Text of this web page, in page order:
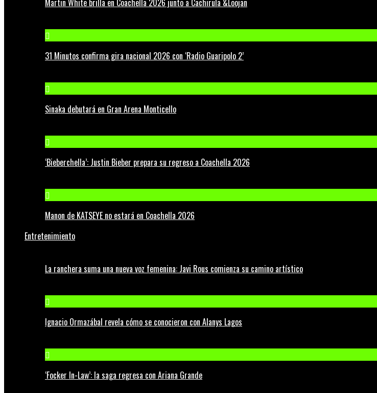
Martin White brilla en Coachella 2026 junto a Cachirula &Loojan
31 Minutos confirma gira nacional 2026 con ‘Radio Guaripolo 2’
Sinaka debutará en Gran Arena Monticello
‘Bieberchella’: Justin Bieber prepara su regreso a Coachella 2026
Manon de KATSEYE no estará en Coachella 2026
Entretenimiento
La ranchera suma una nueva voz femenina: Javi Rous comienza su camino artístico
Ignacio Ormazábal revela cómo se conocieron con Alanys Lagos
‘Focker In-Law’: la saga regresa con Ariana Grande